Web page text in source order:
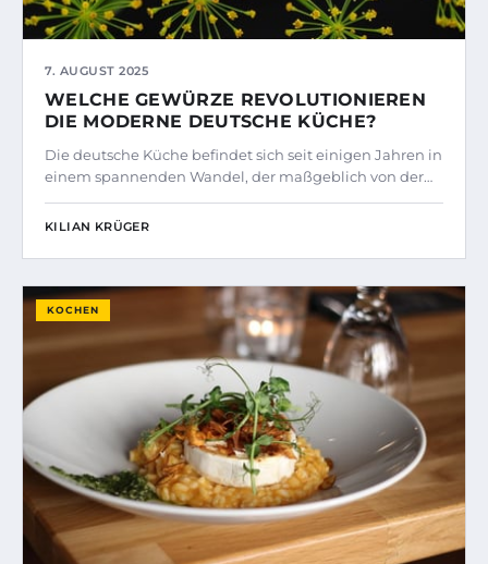
7. AUGUST 2025
WELCHE GEWÜRZE REVOLUTIONIEREN
DIE MODERNE DEUTSCHE KÜCHE?
Die deutsche Küche befindet sich seit einigen Jahren in
einem spannenden Wandel, der maßgeblich von der…
KILIAN KRÜGER
KOCHEN